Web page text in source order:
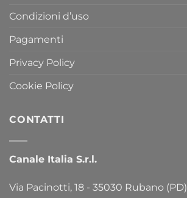
Condizioni d’uso
Pagamenti
Privacy Policy
Cookie Policy
CONTATTI
Canale Italia S.r.l.
Via Pacinotti, 18 - 35030 Rubano (PD)